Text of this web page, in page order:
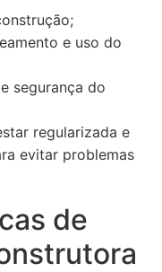
e uso do
segurança do
regularizada e
evitar problemas
de